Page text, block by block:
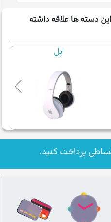
دسته ها علاقه داشته
اپل
پرداخت کنید.